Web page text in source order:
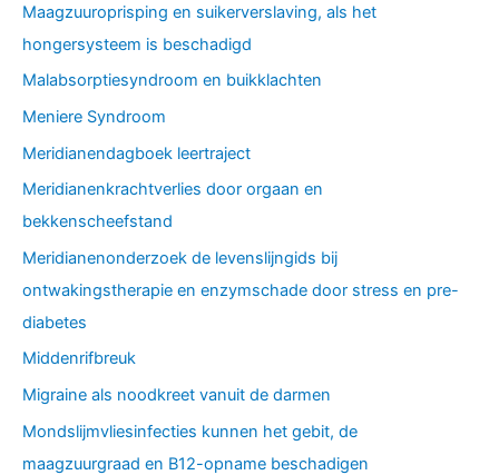
Maagzuuroprisping en suikerverslaving, als het
hongersysteem is beschadigd
Malabsorptiesyndroom en buikklachten
Meniere Syndroom
Meridianendagboek leertraject
Meridianenkrachtverlies door orgaan en
bekkenscheefstand
Meridianenonderzoek de levenslijngids bij
ontwakingstherapie en enzymschade door stress en pre-
diabetes
Middenrifbreuk
Migraine als noodkreet vanuit de darmen
Mondslijmvliesinfecties kunnen het gebit, de
maagzuurgraad en B12-opname beschadigen